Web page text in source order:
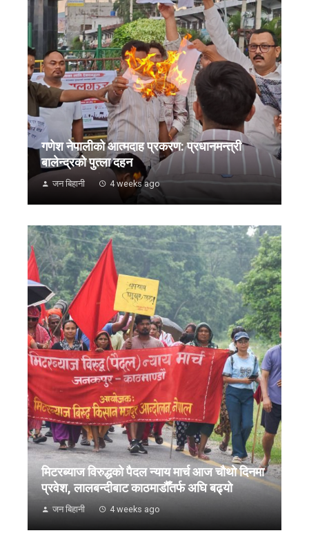
गणेश नेपालीको आत्मदाह प्रकरण: प्रधानमन्त्री
बालेन्द्रको पुत्ला दहन
जन बिहानी 4 weeks ago
मिटरब्याज विरुद्धको पैदल न्याय मार्च आज चौथो दिनमा
प्रवेश, लालबन्दीबाट काठमाडौँतर्फ अघि बढ्यो
जन बिहानी 4 weeks ago